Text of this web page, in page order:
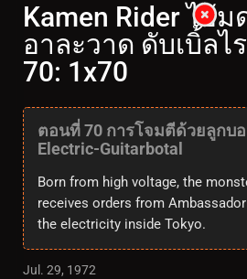
Kamen Rider ไอ้ม
อาละวาด ดับเบิ้ลไ
70: 1x70
ตอนที่ 70 การโจมตีด้วยลูกบ
Electric-Guitarbotal
Born from high voltage, the
receives orders from
the electricity inside Tokyo.
Jul. 29, 1972